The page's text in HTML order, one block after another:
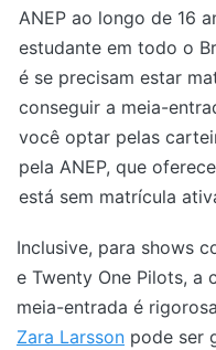
ANEP ao longo de 16
estudante em todo o
é se precisam estar
conseguir a meia-
você optar pelas
pela ANEP, que
está sem matrícula
Inclusive, para shows
e Twenty One Pilots, a
meia-entrada é
Zara Larsson pode ser